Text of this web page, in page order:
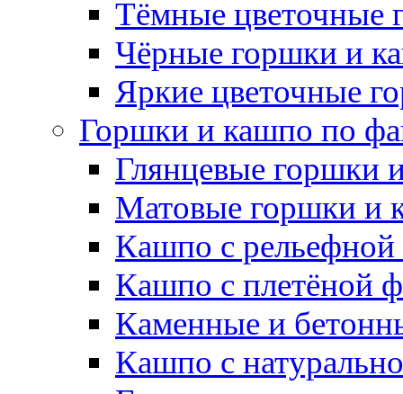
Тёмные цветочные
Чёрные горшки и
Яркие цветочные
Горшки и кашпо по
Глянцевые горшки
Матовые горшки и
Кашпо с рельефной
Кашпо с плетёной
Каменные и
Кашпо с